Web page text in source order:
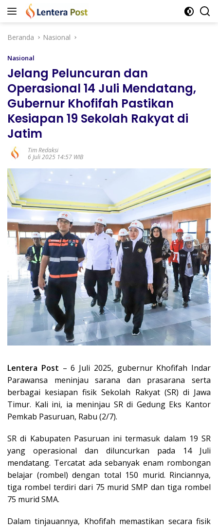
Langsung
Beranda
Nasional
Nasional
Jelang Peluncuran dan
Operasional 14 Juli Mendatang,
Gubernur Khofifah Pastikan
Kesiapan 19 Sekolah Rakyat di
Jatim
Tim Redaksi
6 Juli 2025 14:57 WIB
Lentera Post – 6 Juli 2025, gubernur Khofifah Indar
Parawansa meninjau sarana dan prasarana serta
berbagai kesiapan fisik Sekolah Rakyat (SR) di Jawa
Timur. Kali ini, ia meninjau SR di Gedung Eks Kantor
Pemkab Pasuruan, Rabu (2/7).
SR di Kabupaten Pasuruan ini termasuk dalam 19 SR
yang operasional dan diluncurkan pada 14 Juli
mendatang. Tercatat ada sebanyak enam rombongan
belajar (rombel) dengan total 150 murid. Rinciannya,
tiga rombel terdiri dari 75 murid SMP dan tiga rombel
75 murid SMA.
Dalam tinjauannya, Khofifah memastikan secara fisik